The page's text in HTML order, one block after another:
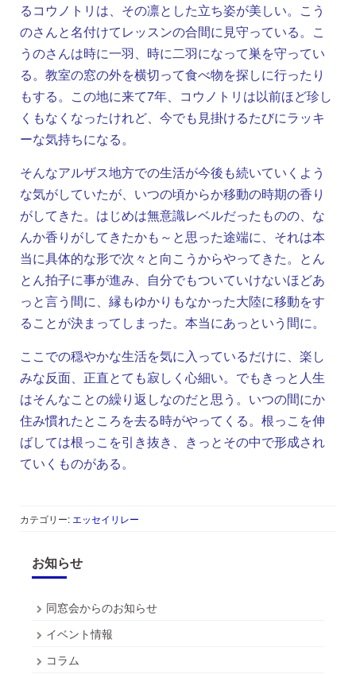
るコウノトリは、その凛とした立ち姿が美しい。こう
のさんと名付けてレッスンの合間に見守っている。こ
うのさんは時に一羽、時に二羽になって巣を守ってい
る。教室の窓の外を横切って食べ物を探しに行ったり
もする。この地に来て7年、コウノトリは以前ほど珍し
くもなくなったけれど、今でも見掛けるたびにラッキ
ーな気持ちになる。
そんなアルザス地方での生活が今後も続いていくよう
な気がしていたが、いつの頃からか移動の時期の香り
がしてきた。はじめは無意識レベルだったものの、な
んか香りがしてきたかも～と思った途端に、それは本
当に具体的な形で次々と向こうからやってきた。とん
とん拍子に事が進み、自分でもついていけないほどあ
っと言う間に、縁もゆかりもなかった大陸に移動をす
ることが決まってしまった。本当にあっという間に。
ここでの穏やかな生活を気に入っているだけに、楽し
みな反面、正直とても寂しく心細い。でもきっと人生
はそんなことの繰り返しなのだと思う。いつの間にか
住み慣れたところを去る時がやってくる。根っこを伸
ばしては根っこを引き抜き、きっとその中で形成され
ていくものがある。
カテゴリー: エッセイリレー
お知らせ
同窓会からのお知らせ
イベント情報
コラム